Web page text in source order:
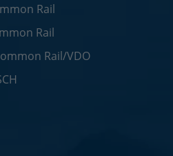
Rail
Rail
Rail/VDO